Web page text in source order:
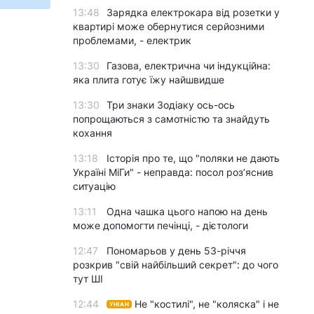
13:48
Зарядка електрокара від розетки у
квартирі може обернутися серйозними
проблемами, - електрик
13:30
Газова, електрична чи індукційна:
яка плита готує їжу найшвидше
13:30
Три знаки Зодіаку ось-ось
попрощаються з самотністю та знайдуть
кохання
13:18
Історія про те, що "поляки не дають
Україні МіГи" - неправда: посол роз’яснив
ситуацію
13:11
Одна чашка цього напою на день
може допомогти печінці, - дієтологи
12:47
Пономарьов у день 53-річчя
розкрив "свій найбільший секрет": до чого
тут ШІ
12:44 УНІАН
Не "костилі", не "коляска" і не